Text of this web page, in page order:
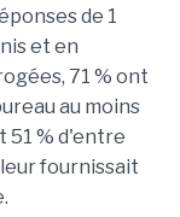
de 1
et en
71 % ont
au moins
51 % d'entre
fournissait